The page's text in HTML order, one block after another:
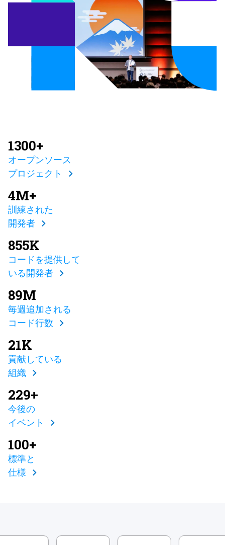
1300+
オープンソース
プロジェクト
4M+
訓練された
開発者
855K
コードを提供して
いる開発者
89M
毎週追加される
コード行数
21K
貢献している
組織
229+
今後の
イベント
100+
標準と
仕様